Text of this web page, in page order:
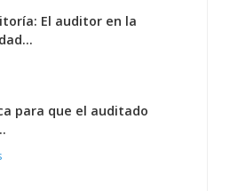
El auditor en la
para que el auditado